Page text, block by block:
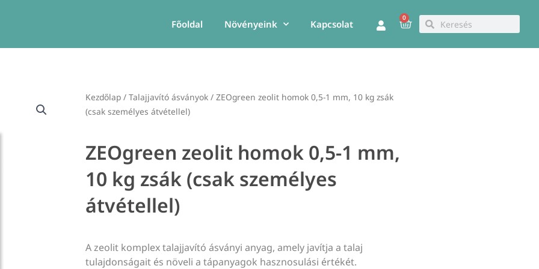
Főoldal Növényeink Kapcsolat
0
KosárKeresésKeresés
Kezdőlap / Talajjavító ásványok / ZEOgreen zeolit homok 0,5-1 mm, 10 kg zsák
(csak személyes átvétellel)
ZEOgreen zeolit homok 0,5-1 mm,
10 kg zsák (csak személyes
átvétellel)
A zeolit komplex talajjavító ásványi anyag, amely javítja a talaj
tulajdonságait és növeli a tápanyagok hasznosulási értékét.